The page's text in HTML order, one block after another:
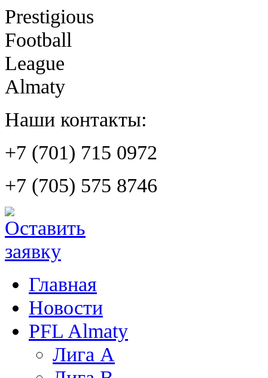
Prestigious
Football
League
Almaty
Наши контакты:
+7 (701) 715 0972
+7 (705) 575 8746
Главная
Новости
PFL Almaty
Лига A